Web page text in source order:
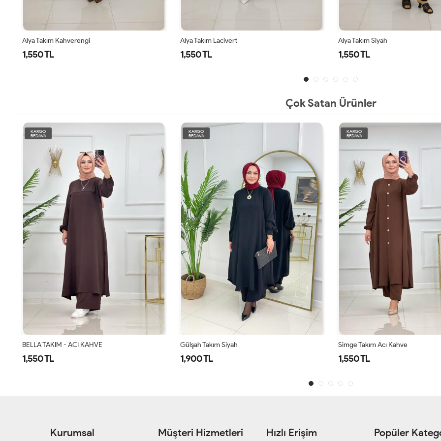
Alya Takım Kahverengi
1,550 TL
Alya Takım Lacivert
1,550 TL
Alya Takım Siyah
1,550 TL
Çok Satan Ürünler
KARGO
BEDAVA
BELLA TAKIM - ACI KAHVE
1,550 TL
KARGO
BEDAVA
Gülşah Takım Siyah
1,900 TL
KARGO
BEDAVA
Simge Takım Acı Kahve
1,550 TL
Kurumsal Müşteri Hizmetleri Hızlı Erişim Popüler